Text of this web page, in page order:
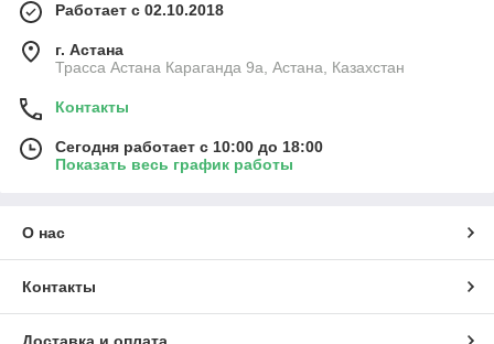
Работает с 02.10.2018
г. Астана
Трасса Астана Караганда 9а, Астана, Казахстан
Контакты
Сегодня работает с 10:00 до 18:00
Показать весь график работы
О нас
Контакты